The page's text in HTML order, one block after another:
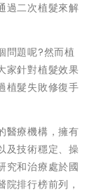
過二次植髮來解
問題呢?然而植
家針對植髮效果
植髮失敗修復手
醫療機構，擁有
及技術穩定、操
究和治療處於國
排行榜前列，